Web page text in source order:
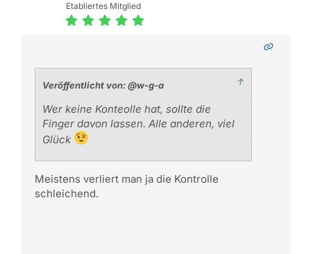
Etabliertes Mitglied
Veröffentlicht von: @w-g-a ↑
Wer keine Konteolle hat, sollte die
Finger davon lassen. Alle anderen, viel
Glück
Meistens verliert man ja die Kontrolle
schleichend.